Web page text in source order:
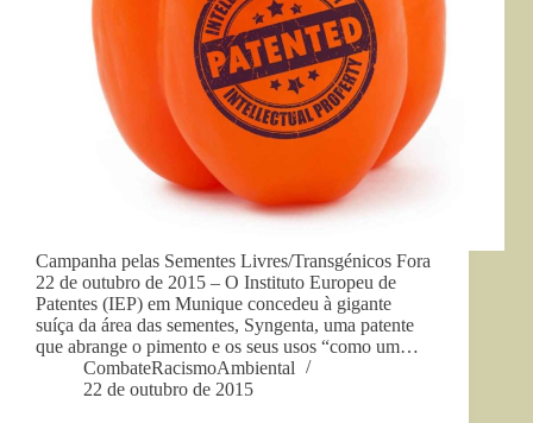
Campanha pelas Sementes Livres/Transgénicos Fora
22 de outubro de 2015 – O Instituto Europeu de
Patentes (IEP) em Munique concedeu à gigante
suíça da área das sementes, Syngenta, uma patente
que abrange o pimento e os seus usos “como um…
CombateRacismoAmbiental
22 de outubro de 2015